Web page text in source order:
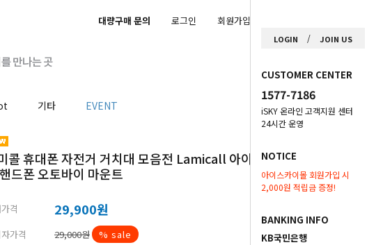
대량구매 문의 로그인 회원가입
기타 EVENT
LOGIN / JOIN US
CUSTOMER CENTER
1577-7186
iSKY 온라인 고객지원 센터
24시간 운영
NOTICE
아이스카이몰 회원가입 시
2,000원 적립금 증정!
BANKING INFO
KB국민은행
콜 휴대폰 자전거 거치대 모음전 Lamicall 아이폰 갤럭
드폰 오토바이 마운트
격 29,900원
가격 29,000원
% sale